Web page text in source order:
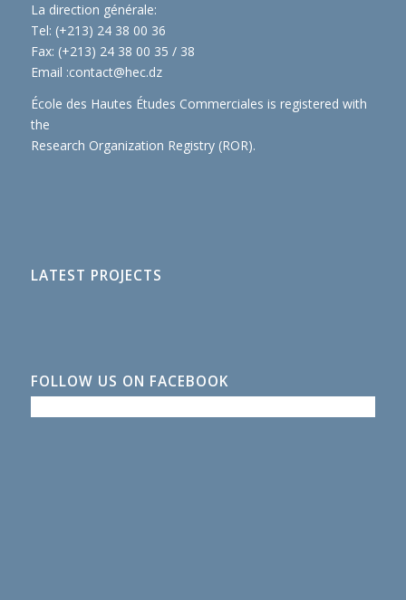
La direction générale:
Tel: (+213) 24 38 00 36
Fax: (+213) 24 38 00 35 / 38
Email :contact@hec.dz
École des Hautes Études Commerciales is registered with
the
Research Organization Registry (ROR).
LATEST PROJECTS
FOLLOW US ON FACEBOOK